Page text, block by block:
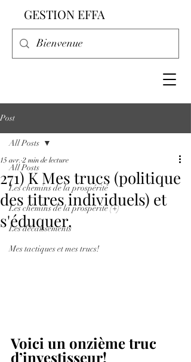
GESTION EFFA
Post
All Posts
Les chemins de la prospérité
Les chemins de la prospérité (+)
Les décaissements
Mes tactiques et mes trucs!
All Posts
271) K Mes trucs (politique
des titres individuels) et
s'éduquer.
15 avr. 2 min de lecture
Voici un onzième truc
d’investisseur!